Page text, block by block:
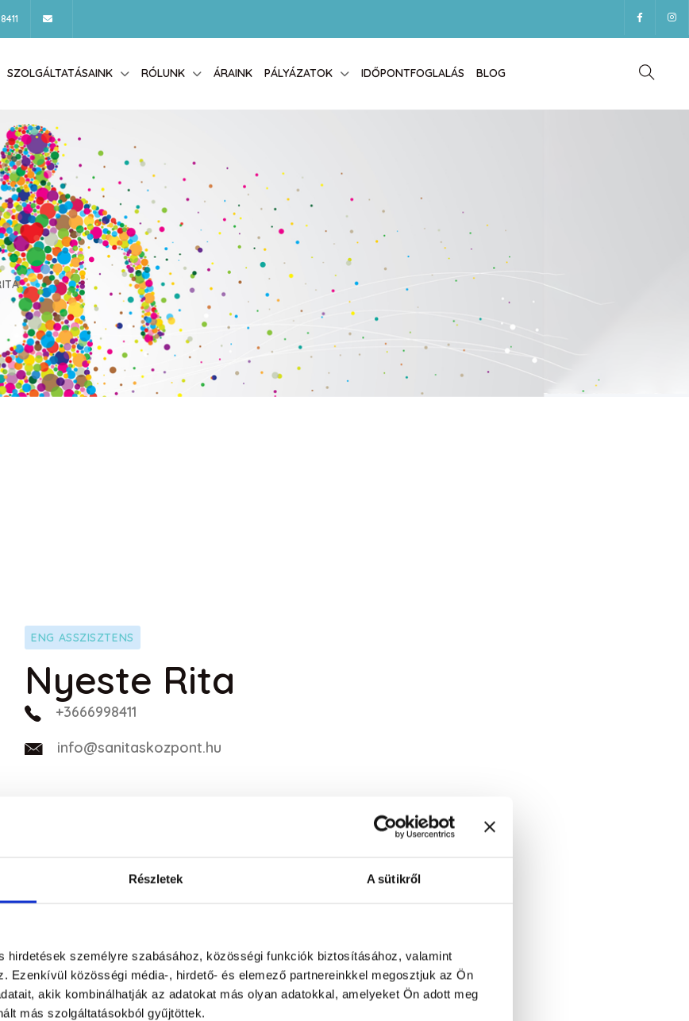
Részletek A sütikről
hirdetések személyre szabásához, közösségi funkciók biztosításához, valamint
Ezenkívül közösségi média-, hirdető- és elemező partnereinkkel megosztjuk az Ön
akik kombinálhatják az adatokat más olyan adatokkal, amelyeket Ön adott meg
más szolgáltatásokból gyűjtöttek.
SZOLGÁLTATÁSAINK RÓLUNK ÁRAINK PÁLYÁZATOK IDŐPONTFOGLALÁS BLOG
ENG ASSZISZTENS
Nyeste Rita
+3666998411
info@sanitaskozpont.hu